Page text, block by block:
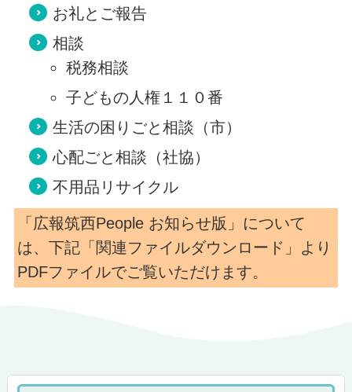
お礼とご報告
相談
税務相談
子どもの人権１１０番
生活の困りごと相談（市）
心配ごと相談（社協）
不用品リサイクル
「広報筑西People お知らせ版」について
は、下記「関連ファイルダウンロード」より
PDFファイルでご覧いただけます。